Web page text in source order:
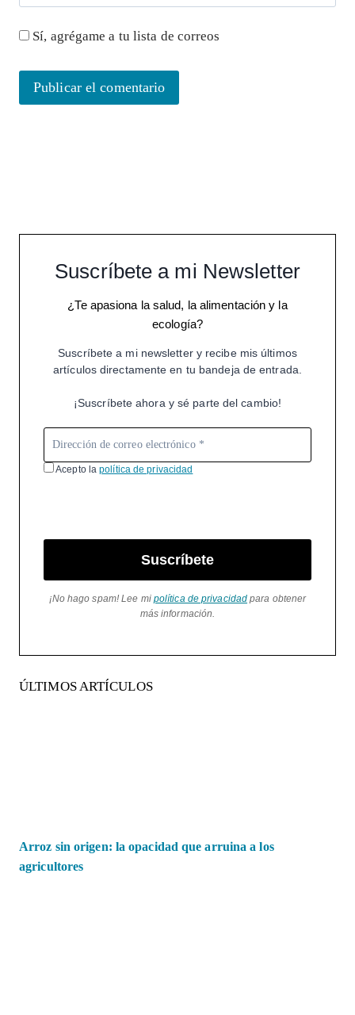
Sí, agrégame a tu lista de correos
Suscríbete a mi Newsletter
¿Te apasiona la salud, la alimentación y la
ecología?
Suscríbete a mi newsletter y recibe mis últimos
artículos directamente en tu bandeja de entrada.
¡Suscríbete ahora y sé parte del cambio!
Acepto lapolítica de privacidad
Suscríbete
¡No hago spam! Lee mi política de privacidad para obtener
más información.
ÚLTIMOS ARTÍCULOS
Arroz sin origen: la opacidad que arruina a los
agricultores